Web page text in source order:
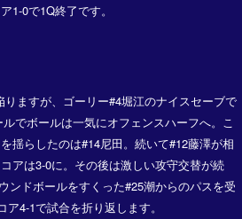
1-0で1Q終了です。
ますが、ゴーリー#4堀江のナイスセーブで
でボールは一気にオフェンスハーフへ。こ
揺らしたのは#14尼田。続いて#12藤澤が相
アは3-0に。その後は激しい攻守交替が続
ンドボールをすくった#25潮からのパスを受
4-1で試合を折り返します。